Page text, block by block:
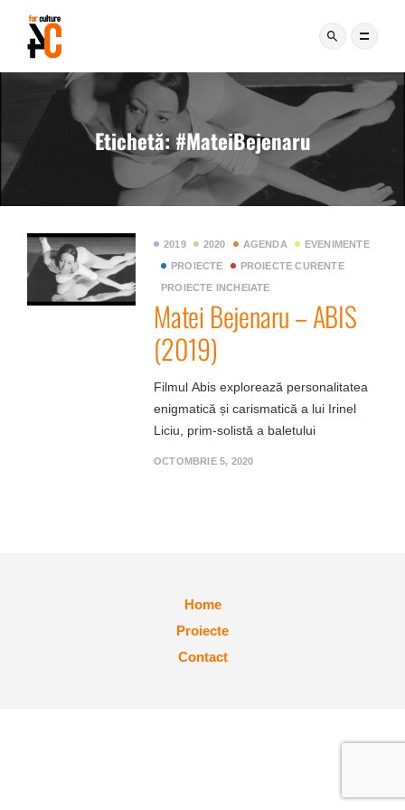
Etichetă:#MateiBejenaru
2019 2020 AGENDA
EVENIMENTE
PROIECTE
PROIECTE CURENTE
PROIECTE INCHEIATE
Matei Bejenaru – ABIS
(2019)
Filmul Abis explorează personalitatea
enigmatică și carismatică a lui Irinel
Liciu, prim-solistă a baletului
OCTOMBRIE 5, 2020
Home
Proiecte
Contact